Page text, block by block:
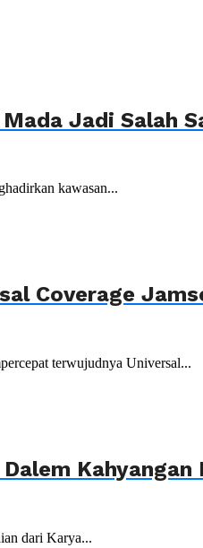
Jadi Salah
kawasan...
Coverage
terwujudnya Universal...
Kahyangan
dari Karya...